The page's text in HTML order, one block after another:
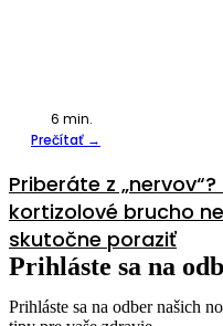
6 min.
Prečítať →
Priberáte z
kortizolové brucho
skutočne poraziť
Prihláste sa na
Prihláste sa na odber našich